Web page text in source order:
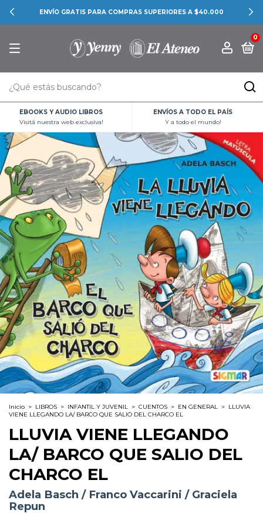
ENVÍO GRATIS PARA COMPRAS SUPERIORES A $40.000
0
EBOOKS Y AUDIO LIBROS
Visitá nuestra web exclusiva!
ENVÍOS A TODO EL PAÍS
Y a todo el mundo!
Inicio > LIBROS > INFANTIL Y JUVENIL > CUENTOS > EN GENERAL > LLUVIA
VIENE LLEGANDO LA/ BARCO QUE SALIO DEL CHARCO EL
LLUVIA VIENE LLEGANDO
LA/ BARCO QUE SALIO DEL
CHARCO EL
Adela Basch / Franco Vaccarini / Graciela
Repun